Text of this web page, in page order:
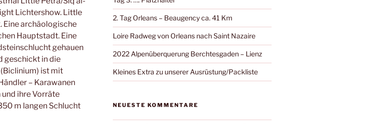
Lichtershow. Little
Eine archäologische
Hauptstadt. Eine
gehauen
geschickt in die
ist mit
– Karawanen
ihre Vorräte
m langen Schlucht
2. Tag Orleans – Beaugency ca. 41 Km
Loire Radweg von Orleans nach Saint Nazaire
2022 Alpenüberquerung Berchtesgaden – Lienz
Kleines Extra zu unserer Ausrüstung/Packliste
NEUESTE KOMMENTARE